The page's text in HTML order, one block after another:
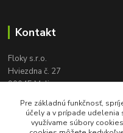
Kontakt
Floky s.r.o.
Hviezdna č. 27
90045 Malinovo
+421 905 617 131
floky2004@gmail.com
Pre základnú funkčnosť,
účely a v prípade udelenia
využívame súbory